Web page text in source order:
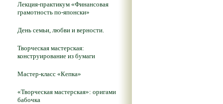
Лекция-практикум «Финансовая
грамотность по-японски»
День семьи, любви и верности.
Творческая мастерская:
конструирование из бумаги
Мастер-класс «Кепка»
«Творческая мастерская»: оригами
бабочка